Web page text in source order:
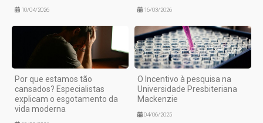
10/04/2026 16/03/2026
Por que estamos tão
cansados? Especialistas
explicam o esgotamento da
vida moderna
O Incentivo à pesquisa na
Universidade Presbiteriana
Mackenzie
04/06/2025